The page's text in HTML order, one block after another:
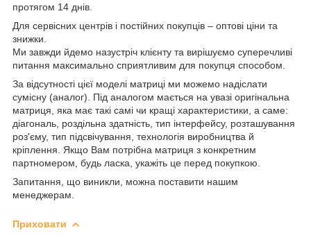
протягом 14 днів.
Для сервісних центрів і постійних покупців – оптові ціни та
знижки.
Ми завжди йдемо назустріч клієнту та вирішуємо суперечливі
питання максимально сприятливим для покупця способом.
За відсутності цієї моделі матриці ми можемо надіслати
сумісну (аналог). Під аналогом мається на увазі оригінальна
матриця, яка має такі самі чи кращі характеристики, а саме:
діагональ, роздільна здатність, тип інтерфейсу, розташування
роз'єму, тип підсвічування, технологія виробництва й
кріплення. Якщо Вам потрібна матриця з конкретним
партномером, будь ласка, укажіть це перед покупкою.
Запитання, що виникли, можна поставити нашим
менеджерам.
Приховати